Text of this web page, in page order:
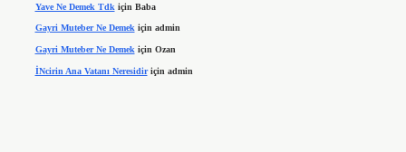
Yave Ne Demek Tdk için Baba
Gayri Muteber Ne Demekiçin admin
Gayri Muteber Ne Demek için Ozan
İNcirin Ana Vatanı Neresidiriçin admin